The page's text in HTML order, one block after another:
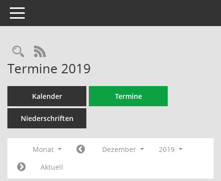
Toggle navigation
Rechercheauswahl
RSS-Feed
Termine 2019
Kalender Termine
Niederschriften
Monat Dezember
2019
Aktuell